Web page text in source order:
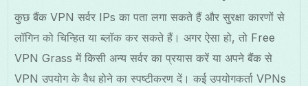
कुछ बैंक VPN सर्वर IPs का पता लगा सकते हैं और सुरक्षा कारणों से
लॉगिन को चिन्हित या ब्लॉक कर सकते हैं। अगर ऐसा हो, तो Free
VPN Grass में किसी अन्य सर्वर का प्रयास करें या अपने बैंक से
VPN उपयोग के वैध होने का स्पष्टीकरण दें। कई उपयोगकर्ता VPNs